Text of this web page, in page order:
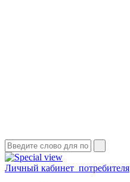
Личный кабинет потребителя